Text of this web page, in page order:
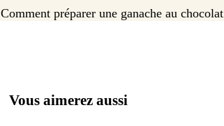
Comment préparer une ganache au chocolat
Vous aimerez aussi